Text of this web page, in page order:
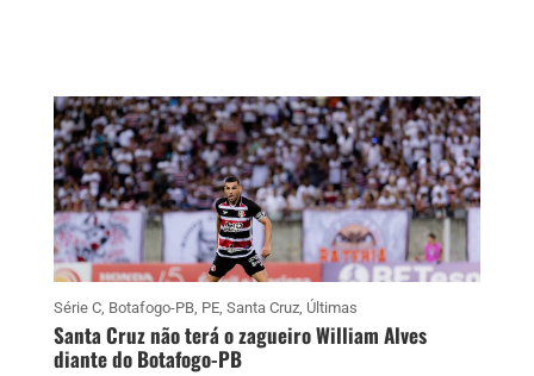
Série C, Botafogo-PB, PE, Santa Cruz, Últimas
Santa Cruz não terá o zagueiro William Alves
diante do Botafogo-PB